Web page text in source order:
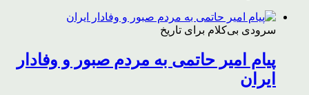
سرودی بی‌کلام برای تاریخ
پیام امیر حاتمی به مردم صبور و وفادار
ایران